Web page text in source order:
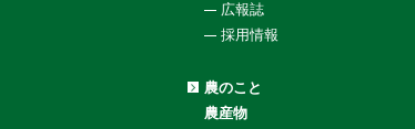
広報誌
採用情報
農のこと
農産物